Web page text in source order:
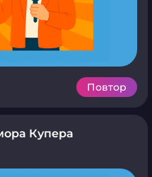
Повтор
Купера